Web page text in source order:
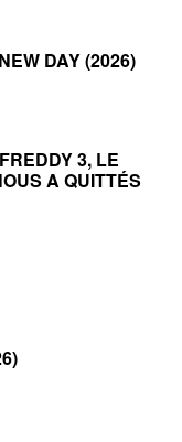
DAY (2026)
3, LE
A QUITTÉS